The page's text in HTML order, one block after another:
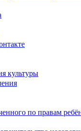
культуры
по правам